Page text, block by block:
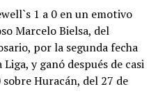
1 a 0 en un emotivo
Marcelo Bielsa, del
por la segunda fecha
y ganó después de casi
sobre Huracán, del 27 de